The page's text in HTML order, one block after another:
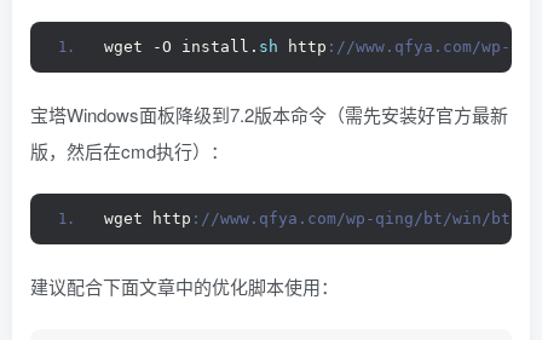
wget -O install. sh http ://www.qfya.com/wp-
宝塔Windows面板降级到7.2版本命令（需先安装好官方最新
版，然后在cmd执行）：
wget http ://www.qfya.com/wp-qing/bt/win/
建议配合下面文章中的优化脚本使用：